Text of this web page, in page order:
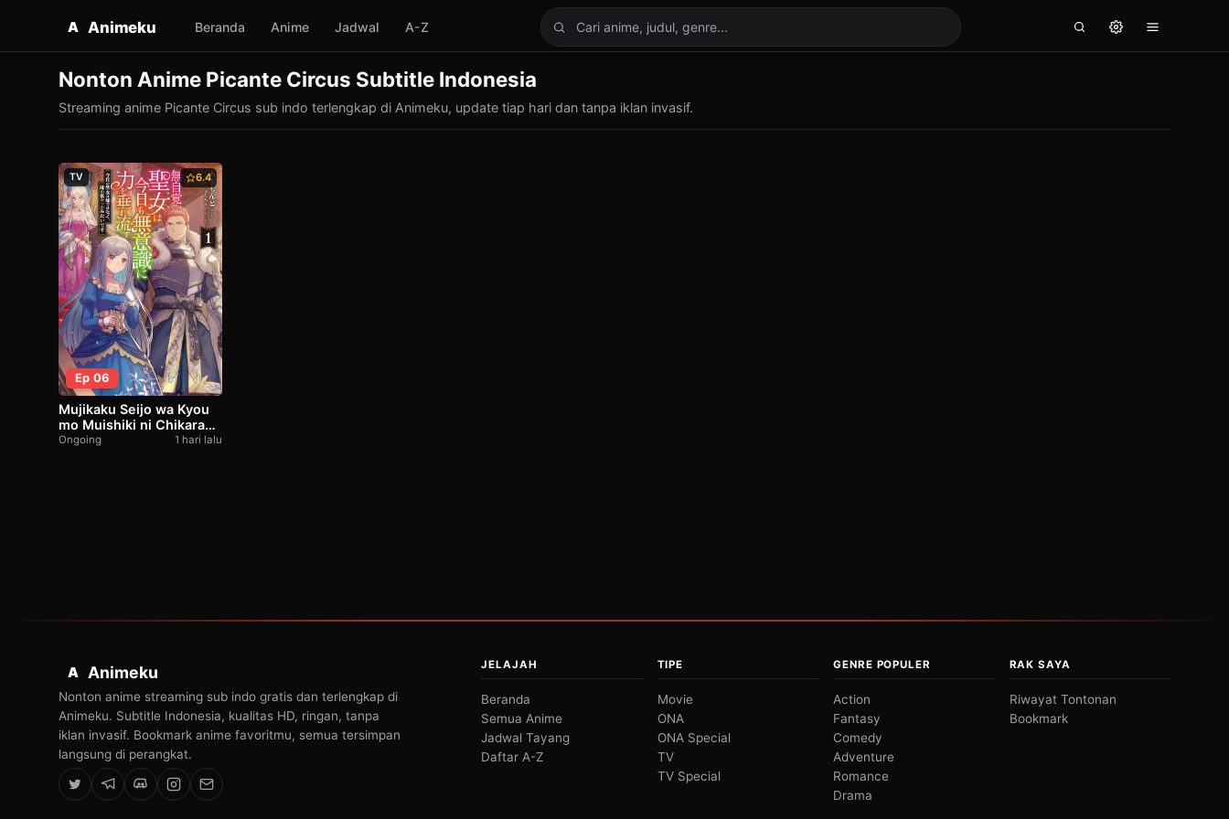
A Animeku Beranda Anime Jadwal A-Z
Cari anime
Nonton Anime Picante Circus Subtitle Indonesia
Streaming anime Picante Circus sub indo terlengkap di Animeku, update tiap hari dan tanpa iklan invasif.
TV 6.4
Ep 06
Mujikaku Seijo wa Kyou
mo Muishiki ni Chikara
wo Tare Nagasu
Ongoing 1 hari lalu
A Animeku
Nonton anime streaming sub indo gratis dan terlengkap di
Animeku. Subtitle Indonesia, kualitas HD, ringan, tanpa
iklan invasif. Bookmark anime favoritmu, semua tersimpan
langsung di perangkat.
JELAJAH
Beranda
Semua Anime
Jadwal Tayang
Daftar A-Z
TIPE
Movie
ONA
ONA Special
TV
TV Special
GENRE POPULER
Action
Fantasy
Comedy
Adventure
Romance
Drama
RAK SAYA
Riwayat Tontonan
Bookmark